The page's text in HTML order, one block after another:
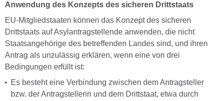
Anwendung des Konzepts des sicheren Drittstaats
EU-Mitgliedstaaten können das Konzept des sicheren
Drittstaats auf Asylantragstellende anwenden, die nicht
Staatsangehörige des betreffenden Landes sind, und ihren
Antrag als unzulässig erklären, wenn eine von drei
Bedingungen erfüllt ist:
Es besteht eine Verbindung zwischen dem Antragsteller
bzw. der Antragstellerin und dem Drittstaat, etwa durch